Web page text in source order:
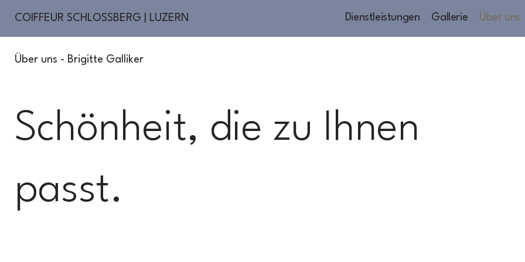
COIFFEUR SCHLOSSBERG | LUZERN Dienstleistungen Gallerie Über uns
Über uns - Brigitte Galliker
Schönheit, die zu Ihnen
passt.